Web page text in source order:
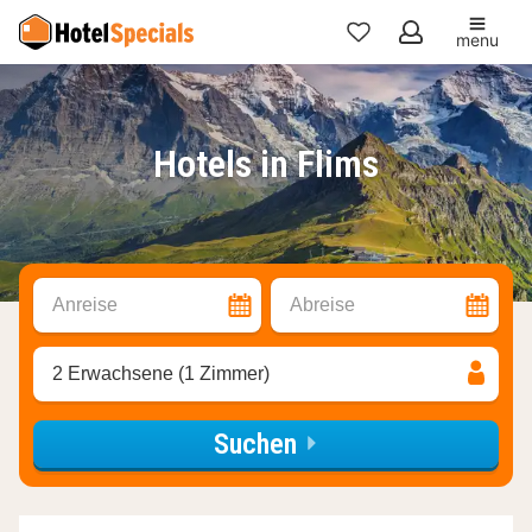
Meine
Favoriten
menu
Hotels in Flims
Anreise Abreise
2 Erwachsene (1 Zimmer)
Suchen